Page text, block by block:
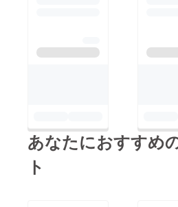
あなたにおすすめ
ト